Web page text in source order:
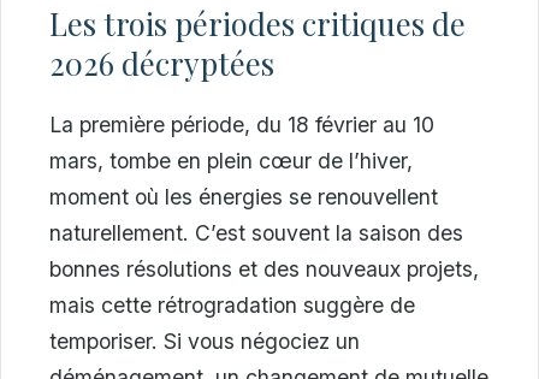
Les trois périodes critiques de
2026 décryptées
La première période, du 18 février au 10
mars, tombe en plein cœur de l’hiver,
moment où les énergies se renouvellent
naturellement. C’est souvent la saison des
bonnes résolutions et des nouveaux projets,
mais cette rétrogradation suggère de
temporiser. Si vous négociez un